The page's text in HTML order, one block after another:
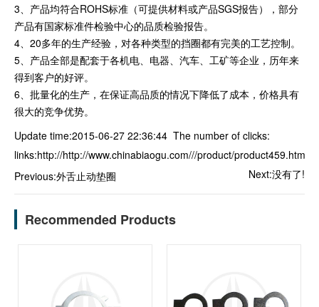
3、产品均符合ROHS标准（可提供材料或产品SGS报告），部分
产品有国家标准件检验中心的品质检验报告。
4、20多年的生产经验，对各种类型的挡圈都有完美的工艺控制。
5、产品全部是配套于各机电、电器、汽车、工矿等企业，历年来
得到客户的好评。
6、批量化的生产，在保证高品质的情况下降低了成本，价格具有
很大的竞争优势。
Update time:2015-06-27 22:36:44 The number of clicks:
links:http://http://www.chinabiaogu.com///product/product459.html
Previous:外舌止动垫圈 Next:没有了!
Recommended Products